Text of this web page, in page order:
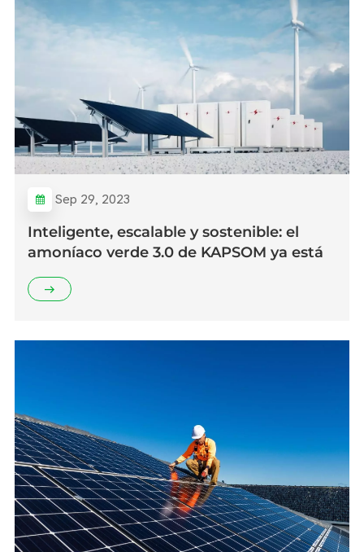
Sep 29, 2023
Inteligente, escalable y sostenible: el
amoníaco verde 3.0 de KAPSOM ya está
aquí